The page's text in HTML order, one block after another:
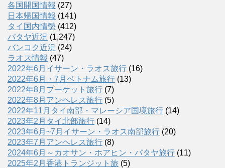
各国開国情報 (27)
日本帰国情報 (141)
タイ国内情勢 (412)
パタヤ近況 (1,247)
バンコク近況 (24)
ラオス情報 (47)
2022年6月イサーン・ラオス旅行 (16)
2022年6月・7月ベトナム旅行 (13)
2022年8月プーケット旅行 (7)
2022年8月アンヘレス旅行 (5)
2022年11月タイ南部・マレーシア国境旅行 (14)
2023年2月タイ北部旅行 (14)
2023年6月~7月イサーン・ラオス南部旅行 (20)
2023年7月アンヘレス旅行 (8)
2024年6月～カオサン・ホアヒン・パタヤ旅行 (11)
2025年2月香港トランジット旅 (5)